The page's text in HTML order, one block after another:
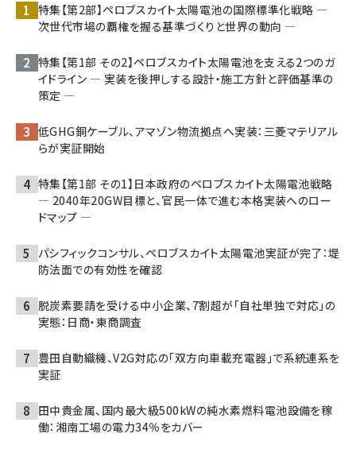
特集【第2部】ペロブスカイト太陽電池の国際標準化戦略 ―
次世代市場の覇権を握る基準づくりと世界の動向 ―
特集【第1部 その2】ペロブスカイト太陽電池を支える2つのガ
イドライン ― 実装を後押しする設計・施工方針と評価基準の
策定 ―
低GHG銅ケーブル、アマゾン物流拠点へ実装：三菱マテリアル
らが実証開始
特集【第1部 その1】日本政府のペロブスカイト太陽電池戦略
― 2040年20GW目標と、官民一体で進む本格実装へのロー
ドマップ ―
パシフィックコンサル、ペロブスカイト太陽電池実証が完了：堤
防法面での有効性を確認
脱炭素要請を受ける中小企業、7割超が「自社単独で対応」の
実態：日商・東商調査
豊田自動織機、V2G対応の「双方向車載充電器」で系統連系を
実証
田中貴金属、国内最大級500kWの純水素燃料電池設備を稼
働：湘南工場の電力34％をカバー